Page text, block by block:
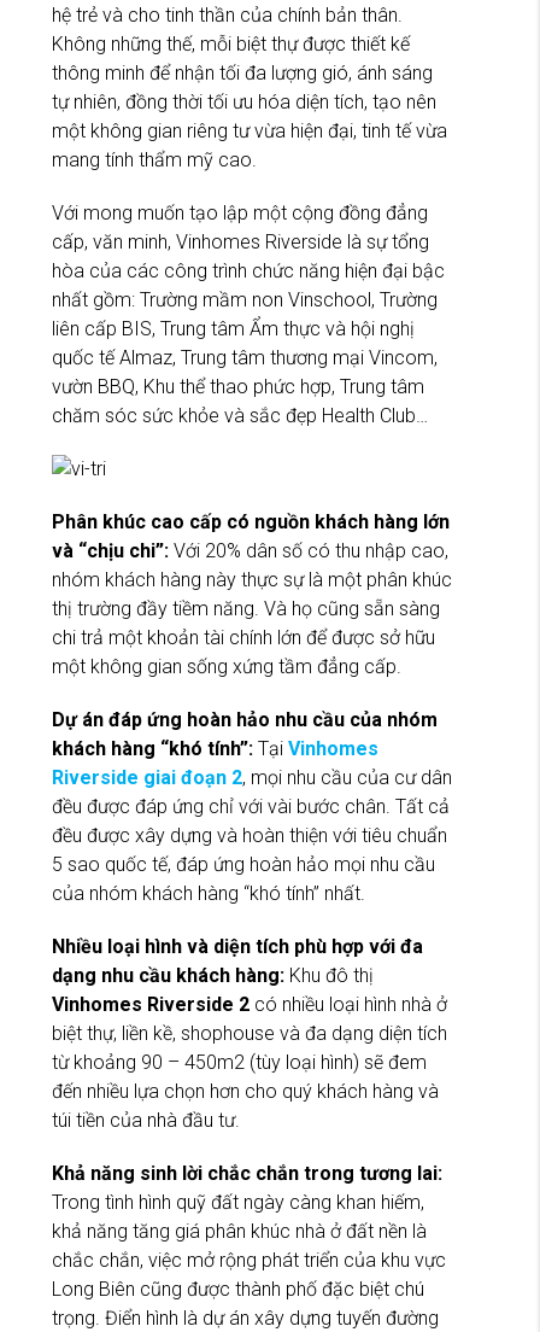
hệ trẻ và cho tinh thần của chính bản thân.
Không những thế, mỗi biệt thự được thiết kế
thông minh để nhận tối đa lượng gió, ánh sáng
tự nhiên, đồng thời tối ưu hóa diện tích, tạo nên
một không gian riêng tư vừa hiện đại, tinh tế vừa
mang tính thẩm mỹ cao.
Với mong muốn tạo lập một cộng đồng đẳng
cấp, văn minh, Vinhomes Riverside là sự tổng
hòa của các công trình chức năng hiện đại bậc
nhất gồm: Trường mầm non Vinschool, Trường
liên cấp BIS, Trung tâm Ẩm thực và hội nghị
quốc tế Almaz, Trung tâm thương mại Vincom,
vườn BBQ, Khu thể thao phức hợp, Trung tâm
chăm sóc sức khỏe và sắc đẹp Health Club…
Phân khúc cao cấp có nguồn khách hàng lớn
và “chịu chi”: Với 20% dân số có thu nhập cao,
nhóm khách hàng này thực sự là một phân khúc
thị trường đầy tiềm năng. Và họ cũng sẵn sàng
chi trả một khoản tài chính lớn để được sở hữu
một không gian sống xứng tầm đẳng cấp.
Dự án đáp ứng hoàn hảo nhu cầu của nhóm
khách hàng “khó tính”: Tại Vinhomes
Riverside giai đoạn 2, mọi nhu cầu của cư dân
đều được đáp ứng chỉ với vài bước chân. Tất cả
đều được xây dựng và hoàn thiện với tiêu chuẩn
5 sao quốc tế, đáp ứng hoàn hảo mọi nhu cầu
của nhóm khách hàng “khó tính” nhất.
Nhiều loại hình và diện tích phù hợp với đa
dạng nhu cầu khách hàng: Khu đô thị
Vinhomes Riverside 2 có nhiều loại hình nhà ở
biệt thự, liền kề, shophouse và đa dạng diện tích
từ khoảng 90 – 450m2 (tùy loại hình) sẽ đem
đến nhiều lựa chọn hơn cho quý khách hàng và
túi tiền của nhà đầu tư.
Khả năng sinh lời chắc chắn trong tương lai:
Trong tình hình quỹ đất ngày càng khan hiếm,
khả năng tăng giá phân khúc nhà ở đất nền là
chắc chắn, việc mở rộng phát triển của khu vực
Long Biên cũng được thành phố đặc biệt chú
trọng. Điển hình là dự án xây dựng tuyến đường